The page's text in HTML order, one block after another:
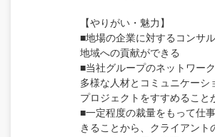
【やりがい・魅力】
■地場の企業に対するコンサ
地域への貢献ができる
■当社グループのネットワー
多様な人材とコミュニケーシ
プロジェクトをすすめること
■一定程度の裁量をもって仕
きることから、クライアント